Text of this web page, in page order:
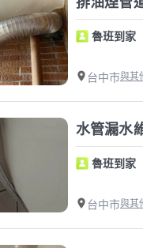
魯班到家
台中市與其
水管漏水
魯班到家
台中市與其